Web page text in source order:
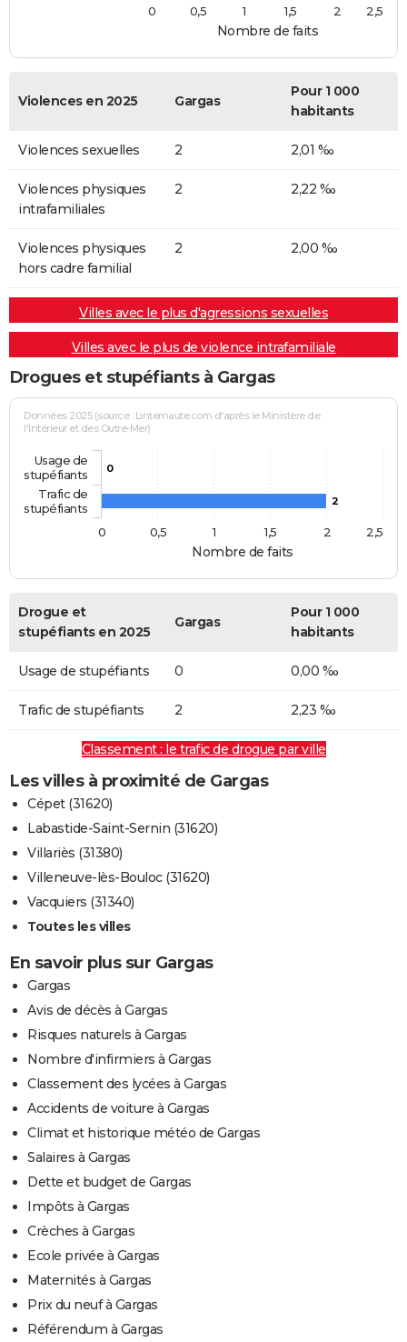
Nombre de faits
0
0,5 1 1,5 2 2,5
Violences en 2025 Gargas
Pour 1 000
habitants
Violences sexuelles 2 2,01 ‰
Violences physiques
intrafamiliales
2 2,22 ‰
Violences physiques
hors cadre familial
2 2,00 ‰
Villes avec le plus d'agressions sexuelles
Villes avec le plus de violence intrafamiliale
Drogues et stupéfiants à Gargas
Nombre de faits
Données 2025 (source : Linternaute.com d'après le Ministère de
l'Intérieur et des Outre-Mer)
0
2
Usage de
stupéfiants
Trafic de
stupéfiants
0
0,5 1 1,5 2 2,5
Drogue et
stupéfiants en 2025
Gargas
Pour 1 000
habitants
Usage de stupéfiants 0 0,00 ‰
Trafic de stupéfiants 2 2,23 ‰
Classement : le trafic de drogue par ville
Les villes à proximité de Gargas
Cépet (31620)
Labastide-Saint-Sernin (31620)
Villariès (31380)
Villeneuve-lès-Bouloc (31620)
Vacquiers (31340)
Toutes les villes
En savoir plus sur Gargas
Gargas
Avis de décès à Gargas
Risques naturels à Gargas
Nombre d'infirmiers à Gargas
Classement des lycées à Gargas
Accidents de voiture à Gargas
Climat et historique météo de Gargas
Salaires à Gargas
Dette et budget de Gargas
Impôts à Gargas
Crèches à Gargas
Ecole privée à Gargas
Maternités à Gargas
Prix du neuf à Gargas
Référendum à Gargas